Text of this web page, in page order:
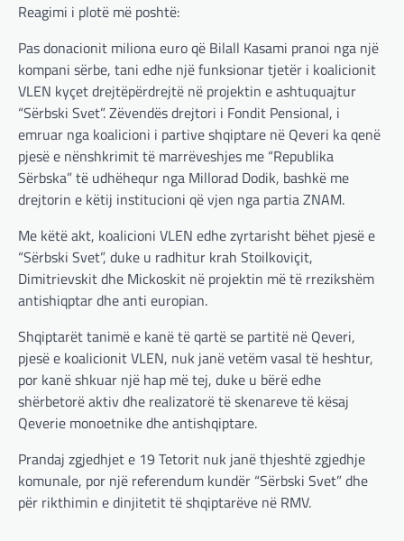
Reagimi i plotë më poshtë:
Pas donacionit miliona euro që Bilall Kasami pranoi nga një
kompani sërbe, tani edhe një funksionar tjetër i koalicionit
VLEN kyçet drejtëpërdrejtë në projektin e ashtuquajtur
“Sërbski Svet”. Zëvendës drejtori i Fondit Pensional, i
emruar nga koalicioni i partive shqiptare në Qeveri ka qenë
pjesë e nënshkrimit të marrëveshjes me “Republika
Sërbska” të udhëhequr nga Millorad Dodik, bashkë me
drejtorin e këtij institucioni që vjen nga partia ZNAM.
Me këtë akt, koalicioni VLEN edhe zyrtarisht bëhet pjesë e
“Sërbski Svet”, duke u radhitur krah Stoilkoviçit,
Dimitrievskit dhe Mickoskit në projektin më të rrezikshëm
antishiqptar dhe anti europian.
Shqiptarët tanimë e kanë të qartë se partitë në Qeveri,
pjesë e koalicionit VLEN, nuk janë vetëm vasal të heshtur,
por kanë shkuar një hap më tej, duke u bërë edhe
shërbetorë aktiv dhe realizatorë të skenareve të kësaj
Qeverie monoetnike dhe antishqiptare.
Prandaj zgjedhjet e 19 Tetorit nuk janë thjeshtë zgjedhje
komunale, por një referendum kundër “Sërbski Svet” dhe
për rikthimin e dinjitetit të shqiptarëve në RMV.
RAJONI,SPECIALE
Gjermani, ekspertët sugjerojnë
400 miliardë euro për mbrojtje
adminadmin March 4, 2025
Gjermania ndodhet aktualisht në kulmin e
përpjekjeve për krijimin e qeverisë dhe koha
nuk pret. CDU/CSU dhe SPD po vazhdojnë…
BOTA LAJME,MISTER ,RAJONI ,SPECIALE
Çka ndodhë tash pas
ndërprerjes së ndihmës
ushtarake për Ukrainën nga
Trump
adminadmin
francezët dhe britanikët kanë hartuar një
plan paqeje për luftën në Ukrainë, të…
BOTA , KRONIKË E ZEZË
MË TË FUNDIT, MISTER,RAJONI,SPECIALE,
TOP
Trump ndërpreu ndihmën
ushtarake, kryeministri i
Ukrainës: Të vendosur për
vazhdimin e bashkëpunimit me